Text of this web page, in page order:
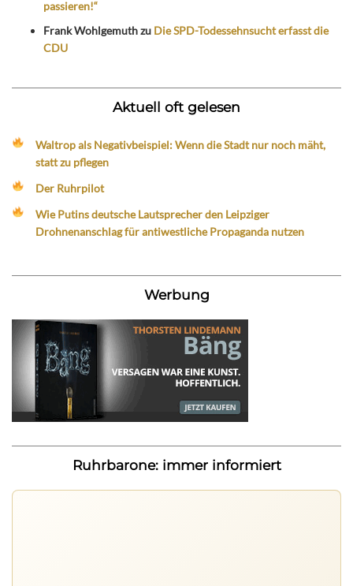
passieren!“
Frank Wohlgemuthzu Die SPD-Todessehnsucht erfasst die
CDU
Aktuell oft gelesen
Waltrop als Negativbeispiel: Wenn die Stadt nur noch mäht,
statt zu pflegen
Der Ruhrpilot
Wie Putins deutsche Lautsprecher den Leipziger
Drohnenanschlag für antiwestliche Propaganda nutzen
Werbung
Ruhrbarone: immer informiert